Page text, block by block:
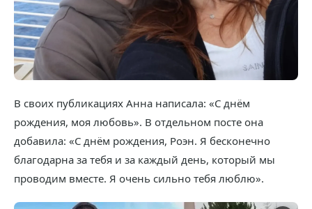
В своих публикациях Анна написала: «С днём
рождения, моя любовь». В отдельном посте она
добавила: «С днём рождения, Роэн. Я бесконечно
благодарна за тебя и за каждый день, который мы
проводим вместе. Я очень сильно тебя люблю».